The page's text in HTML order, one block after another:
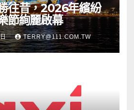
往昔，2026年繽紛
節絢麗啟幕
日 TERRY@111.COM.TW